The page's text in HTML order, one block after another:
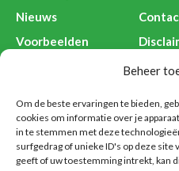
Beheer
Om de beste ervaringen te bieden,
cookies om informatie over je
in te stemmen met deze
surfgedrag of unieke ID's op deze
geeft of uw toestemming intrekt, kan
Nieuws
Voorbeelden
Anders Reizen is een